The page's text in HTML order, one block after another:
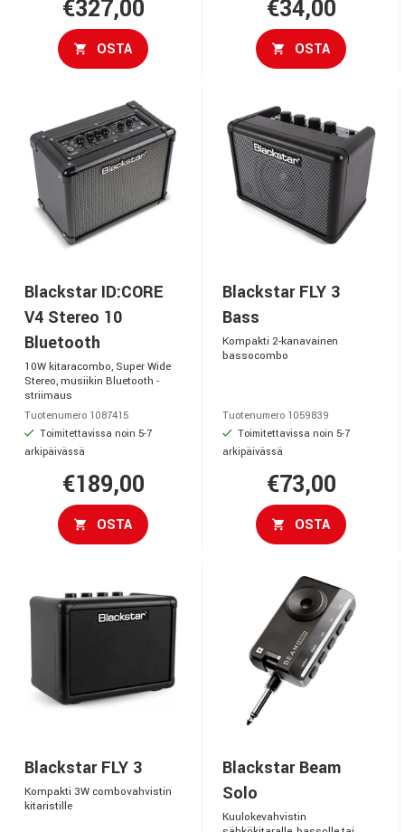
€327,00
OSTA
€34,00
OSTA
Blackstar ID:CORE
V4 Stereo 10
Bluetooth
10W kitaracombo, Super Wide
Stereo, musiikin Bluetooth -
striimaus
Tuotenumero 1087415
Toimitettavissa noin 5-7
arkipäivässä
€189,00
OSTA
Blackstar FLY 3
Bass
Kompakti 2-kanavainen
bassocombo
Tuotenumero 1059839
Toimitettavissa noin 5-7
arkipäivässä
€73,00
OSTA
Blackstar FLY 3
Kompakti 3W combovahvistin
kitaristille
Blackstar Beam
Solo
Kuulokevahvistin